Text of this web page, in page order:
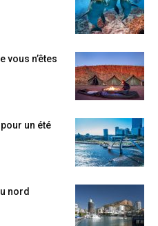
vous n’êtes
un été
nord